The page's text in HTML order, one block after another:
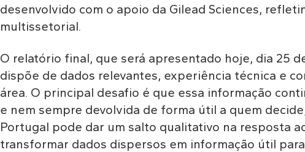
desenvolvido com o apoio da Gilead Sciences,
multissetorial.
O relatório final, que será apresentado hoje, dia 25
dispõe de dados relevantes, experiência técnica e
área. O principal desafio é que essa informação
e nem sempre devolvida de forma útil a quem
Portugal pode dar um salto qualitativo na resposta
transformar dados dispersos em informação útil